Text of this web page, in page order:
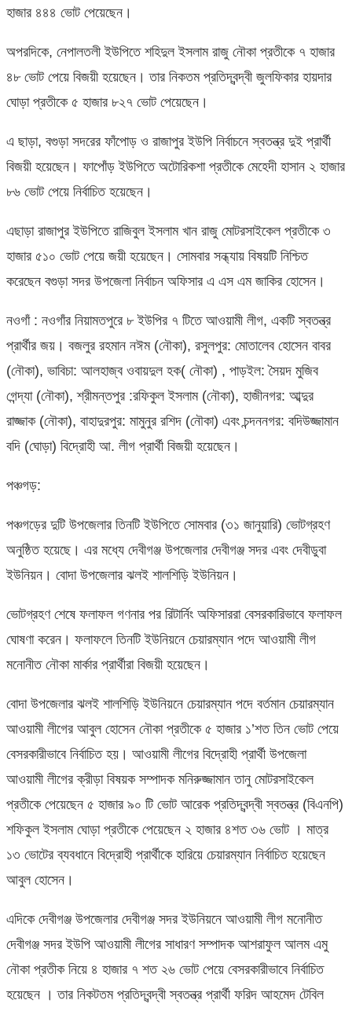
হাজার ৪৪৪ ভোট পেয়েছেন।
অপরদিকে, নেপালতলী ইউপিতে শহিদুল ইসলাম রাজু নৌকা প্রতীকে ৭ হাজার
৪৮ ভোট পেয়ে বিজয়ী হয়েছেন। তার নিকতম প্রতিদ্বন্দ্বী জুলফিকার হায়দার
ঘোড়া প্রতীকে ৫ হাজার ৮২৭ ভোট পেয়েছেন।
এ ছাড়া, বগুড়া সদরের ফাঁপোড় ও রাজাপুর ইউপি নির্বাচনে স্বতন্ত্র দুই প্রার্থী
বিজয়ী হয়েছেন। ফাপোঁড় ইউপিতে অটোরিকশা প্রতীকে মেহেদী হাসান ২ হাজার
৮৬ ভোট পেয়ে নির্বাচিত হয়েছেন।
এছাড়া রাজাপুর ইউপিতে রাজিবুল ইসলাম খান রাজু মোটরসাইকেল প্রতীকে ৩
হাজার ৫১০ ভোট পেয়ে জয়ী হয়েছেন। সোমবার সন্ধ্যায় বিষয়টি নিশ্চিত
করেছেন বগুড়া সদর উপজেলা নির্বাচন অফিসার এ এস এম জাকির হোসেন।
নওগাঁ : নওগাঁর নিয়ামতপুরে ৮ ইউপির ৭ টিতে আওয়ামী লীগ, একটি স্বতন্ত্র
প্রার্থীর জয়। বজলুর রহমান নঈম (নৌকা), রসুলপুর: মোতালেব হোসেন বাবর
(নৌকা), ভাবিচা: আলহাজ্ব ওবায়দুল হক( নৌকা) , পাড়ইল: সৈয়দ মুজিব
গেন্দ্যা (নৌকা), শ্রীমন্তপুর :রফিকুল ইসলাম (নৌকা), হাজীনগর: আব্দুর
রাজ্জাক (নৌকা), বাহাদুরপুর: মামুনুর রশিদ (নৌকা) এবং চন্দননগর: বদিউজ্জামান
বদি (ঘোড়া) বিদ্রোহী আ. লীগ প্রার্থী বিজয়ী হয়েছেন।
পঞ্চগড়:
পঞ্চগড়ের দুটি উপজেলার তিনটি ইউপিতে সোমবার (৩১ জানুয়ারি) ভোটগ্রহণ
অনুষ্ঠিত হয়েছে। এর মধ্যে দেবীগঞ্জ উপজেলার দেবীগঞ্জ সদর এবং দেবীডুবা
ইউনিয়ন। বোদা উপজেলার ঝলই শালশিড়ি ইউনিয়ন।
ভোটগ্রহণ শেষে ফলাফল গণনার পর রিটার্নিং অফিসাররা বেসরকারিভাবে ফলাফল
ঘোষণা করেন। ফলাফলে তিনটি ইউনিয়নে চেয়ারম্যান পদে আওয়ামী লীগ
মনোনীত নৌকা মার্কার প্রার্থীরা বিজয়ী হয়েছেন।
বোদা উপজেলার ঝলই শালশিড়ি ইউনিয়নে চেয়ারম্যান পদে বর্তমান চেয়ারম্যান
আওয়ামী লীগের আবুল হোসেন নৌকা প্রতীকে ৫ হাজার ১’শত তিন ভোট পেয়ে
বেসরকারীভাবে নির্বাচিত হয়। আওয়ামী লীগের বিদ্রোহী প্রার্থী উপজেলা
আওয়ামী লীগের ক্রীড়া বিষয়ক সম্পাদক মনিরুজ্জামান তানু মোটরসাইকেল
প্রতীকে পেয়েছেন ৫ হাজার ৯০ টি ভোট আরেক প্রতিদ্বন্দ্বী স্বতন্ত্র (বিএনপি)
শফিকুল ইসলাম ঘোড়া প্রতীকে পেয়েছেন ২ হাজার ৪শত ৩৬ ভোট । মাত্র
১৩ ভোটের ব্যবধানে বিদ্রোহী প্রার্থীকে হারিয়ে চেয়ারম্যান নির্বাচিত হয়েছেন
আবুল হোসেন।
এদিকে দেবীগঞ্জ উপজেলার দেবীগঞ্জ সদর ইউনিয়নে আওয়ামী লীগ মনোনীত
দেবীগঞ্জ সদর ইউপি আওয়ামী লীগের সাধারণ সম্পাদক আশরাফুল আলম এমু
নৌকা প্রতীক নিয়ে ৪ হাজার ৭ শত ২৬ ভোট পেয়ে বেসরকারীভাবে নির্বাচিত
হয়েছেন । তার নিকটতম প্রতিদ্বন্দ্বী স্বতন্ত্র প্রার্থী ফরিদ আহমেদ টেবিল